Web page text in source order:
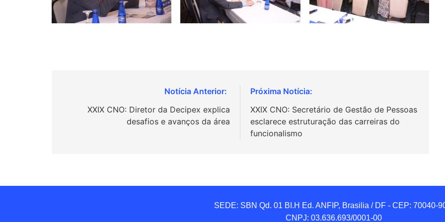
XXIX CNO: Diretor da Decipex explica
desafios e avanços da área
XXIX CNO: Secretário de Gestão de Pessoas
esclarece estruturação das carreiras do
funcionalismo
SEDE: SBN Qd. 01 BI.H Ed. ANFIP, Brasilia / DF - CEP: 70040-
CNPJ: 03.636.693/0001-00